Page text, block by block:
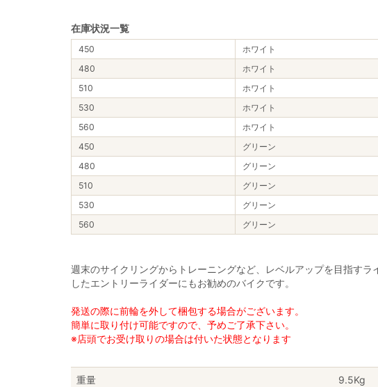
在庫状況一覧
450 ホワイト
480
ホワイト
510
ホワイト
530
ホワイト
560
ホワイト
450
グリーン
480
グリーン
510
グリーン
530
グリーン
560
グリーン
週末のサイクリングからトレーニングなど、レベルアップを目指す
したエントリーライダーにもお勧めのバイクです。
発送の際に前輪を外して梱包する場合がございます。
簡単に取り付け可能ですので、予めご了承下さい。
※店頭でお受け取りの場合は付いた状態となります
重量 9.5Kg